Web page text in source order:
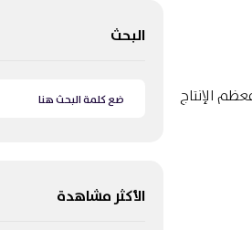
الإنتاج
البحث
الأكثر مشاهدة